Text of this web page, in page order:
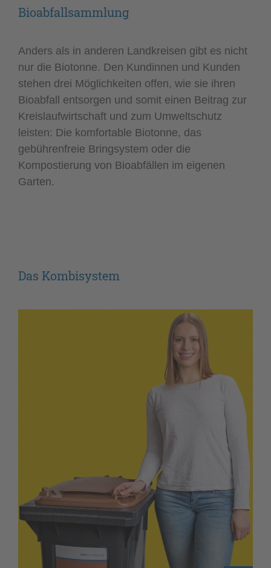
Bioabfallsammlung
Anders als in anderen Landkreisen gibt es nicht
nur die Biotonne. Den Kundinnen und Kunden
stehen drei Möglichkeiten offen, wie sie ihren
Bioabfall entsorgen und somit einen Beitrag zur
Kreislaufwirtschaft und zum Umweltschutz
leisten: Die komfortable Biotonne, das
gebührenfreie Bringsystem oder die
Kompostierung von Bioabfällen im eigenen
Garten.
Das Kombisystem